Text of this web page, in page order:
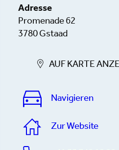
Adresse
Promenade 62
3780 Gstaad
AUF KARTE
Navigieren
Zur Website